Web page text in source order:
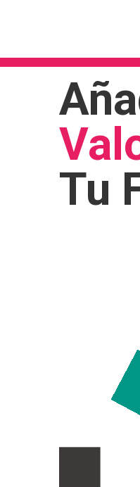
Tu